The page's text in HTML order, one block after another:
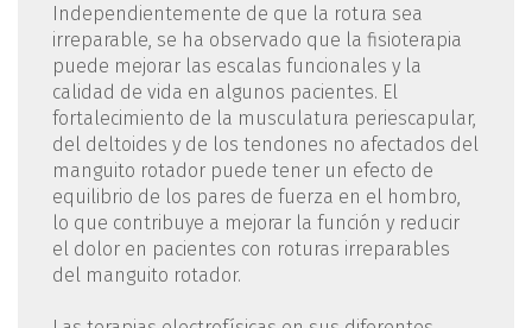
Independientemente de que la rotura sea
irreparable, se ha observado que la fisioterapia
puede mejorar las escalas funcionales y la
calidad de vida en algunos pacientes. El
fortalecimiento de la musculatura periescapular,
del deltoides y de los tendones no afectados del
manguito rotador puede tener un efecto de
equilibrio de los pares de fuerza en el hombro,
lo que contribuye a mejorar la función y reducir
el dolor en pacientes con roturas irreparables
del manguito rotador.